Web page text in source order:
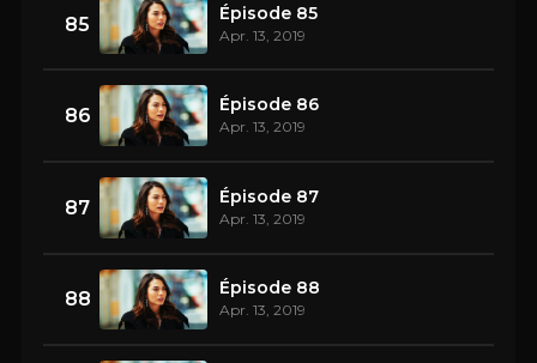
85 Épisode 85
Apr. 13, 2019
86 Épisode 86
Apr. 13, 2019
87 Épisode 87
Apr. 13, 2019
88 Épisode 88
Apr. 13, 2019